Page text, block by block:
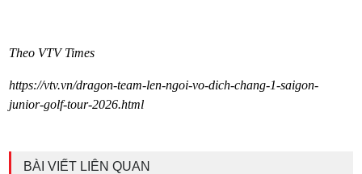
Theo VTV Times
https://vtv.vn/dragon-team-len-ngoi-vo-dich-chang-1-saigon-
junior-golf-tour-2026.html
BÀI VIẾT LIÊN QUAN